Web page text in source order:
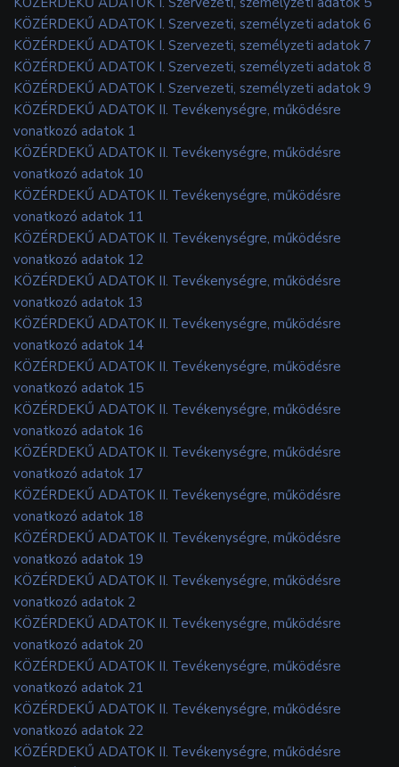
KÖZÉRDEKŰ ADATOK I. Szervezeti, személyzeti adatok 6
KÖZÉRDEKŰ ADATOK I. Szervezeti, személyzeti adatok 7
KÖZÉRDEKŰ ADATOK I. Szervezeti, személyzeti adatok 8
KÖZÉRDEKŰ ADATOK I. Szervezeti, személyzeti adatok 9
KÖZÉRDEKŰ ADATOK II. Tevékenységre, működésre
vonatkozó adatok 1
KÖZÉRDEKŰ ADATOK II. Tevékenységre, működésre
vonatkozó adatok 10
KÖZÉRDEKŰ ADATOK II. Tevékenységre, működésre
vonatkozó adatok 11
KÖZÉRDEKŰ ADATOK II. Tevékenységre, működésre
vonatkozó adatok 12
KÖZÉRDEKŰ ADATOK II. Tevékenységre, működésre
vonatkozó adatok 13
KÖZÉRDEKŰ ADATOK II. Tevékenységre, működésre
vonatkozó adatok 14
KÖZÉRDEKŰ ADATOK II. Tevékenységre, működésre
vonatkozó adatok 15
KÖZÉRDEKŰ ADATOK II. Tevékenységre, működésre
vonatkozó adatok 16
KÖZÉRDEKŰ ADATOK II. Tevékenységre, működésre
vonatkozó adatok 17
KÖZÉRDEKŰ ADATOK II. Tevékenységre, működésre
vonatkozó adatok 18
KÖZÉRDEKŰ ADATOK II. Tevékenységre, működésre
vonatkozó adatok 19
KÖZÉRDEKŰ ADATOK II. Tevékenységre, működésre
vonatkozó adatok 2
KÖZÉRDEKŰ ADATOK II. Tevékenységre, működésre
vonatkozó adatok 20
KÖZÉRDEKŰ ADATOK II. Tevékenységre, működésre
vonatkozó adatok 21
KÖZÉRDEKŰ ADATOK II. Tevékenységre, működésre
vonatkozó adatok 22
KÖZÉRDEKŰ ADATOK II. Tevékenységre, működésre